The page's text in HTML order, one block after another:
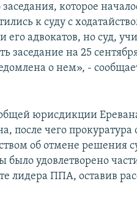
которое
к суду с
его адвокатов, но суд,
заседание на 25
о нем», -
юрисдикции
после чего
об отмене решения
было удовлетворено
лидера ППА, оставив